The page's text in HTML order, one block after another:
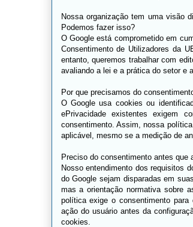
Nossa organização tem uma visão
Podemos fazer isso?
O Google está comprometido em
Consentimento de Utilizadores da
entanto, queremos trabalhar com
avaliando a lei e a prática do setor e
Por que precisamos do
O Google usa cookies ou
ePrivacidade existentes exigem
consentimento. Assim, nossa
aplicável, mesmo se a medição de
Preciso do consentimento antes
Nosso entendimento dos requisitos
do Google sejam disparadas em
mas a orientação normativa sobre
política exige o consentimento
ação do usuário antes da
cookies.